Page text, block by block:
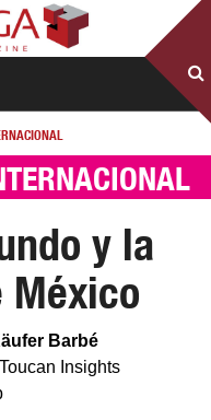
y la
México
Barbé
Insights